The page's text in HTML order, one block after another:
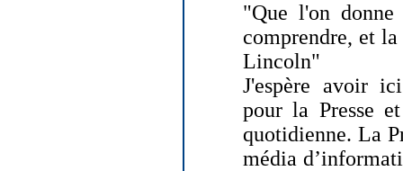
"Que l'on
comprendre, et
Lincoln"
J'espère avoir
pour la Presse
quotidienne. La
média